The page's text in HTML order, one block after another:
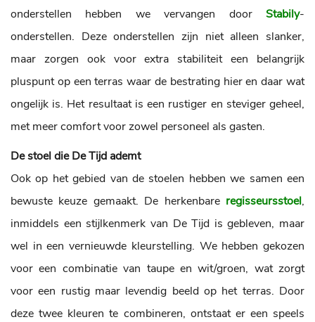
onderstellen hebben we vervangen door Stabily-
onderstellen. Deze onderstellen zijn niet alleen slanker,
maar zorgen ook voor extra stabiliteit een belangrijk
pluspunt op een terras waar de bestrating hier en daar wat
ongelijk is. Het resultaat is een rustiger en steviger geheel,
met meer comfort voor zowel personeel als gasten.
De stoel die De Tijd ademt
Ook op het gebied van de stoelen hebben we samen een
bewuste keuze gemaakt. De herkenbare regisseursstoel,
inmiddels een stijlkenmerk van De Tijd is gebleven, maar
wel in een vernieuwde kleurstelling. We hebben gekozen
voor een combinatie van taupe en wit/groen, wat zorgt
voor een rustig maar levendig beeld op het terras. Door
deze twee kleuren te combineren, ontstaat er een speels